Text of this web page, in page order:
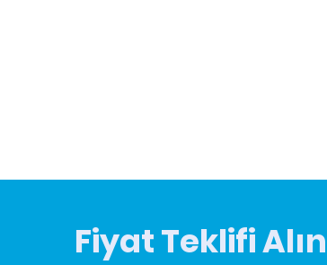
Fiyat Teklifi Alın